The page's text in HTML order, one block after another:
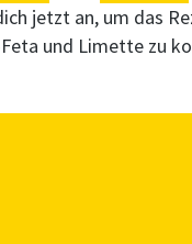
jetzt an, um das
und Limette zu